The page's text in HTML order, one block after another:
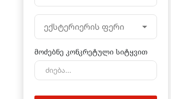
ექსტერიერის ფერი
მოძებნე კონკრეტული სიტყვით